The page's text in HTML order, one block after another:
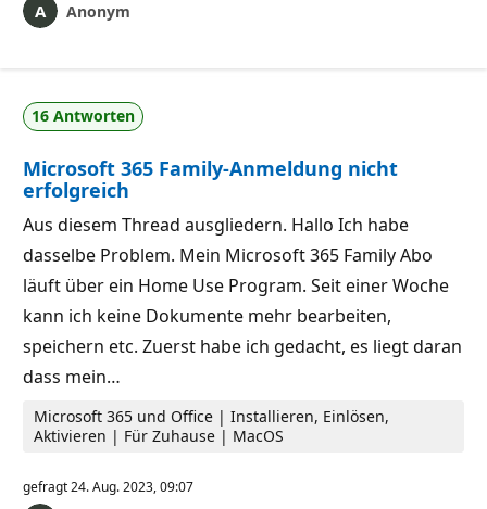
Anonym
16 Antworten
Microsoft 365 Family-Anmeldung nicht
erfolgreich
Aus diesem Thread ausgliedern. Hallo Ich habe
dasselbe Problem. Mein Microsoft 365 Family Abo
läuft über ein Home Use Program. Seit einer Woche
kann ich keine Dokumente mehr bearbeiten,
speichern etc. Zuerst habe ich gedacht, es liegt daran
dass mein…
Microsoft 365 und Office | Installieren, Einlösen,
Aktivieren | Für Zuhause | MacOS
gefragt24. Aug. 2023, 09:07